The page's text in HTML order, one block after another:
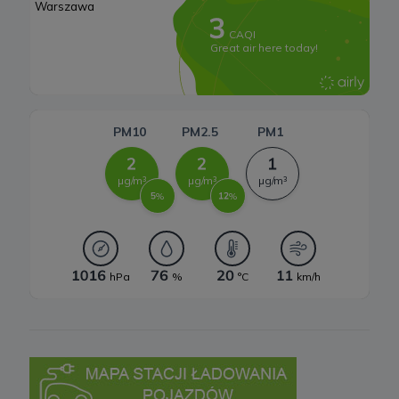
Systemy magazynowania energii
W każdej chwili przysługuje Ci prawo do wniesienia sprzeciwu
wobec przetwarzania Twoich danych opisanych powyżej.
Przestaniemy przetwarzać Twoje dane w tych celach, chyba że
będziemy w stanie wykazać, że w stosunku do Twoich danych
istnieją dla nas ważne prawnie uzasadnione podstawy, które są
nadrzędne wobec Twoich interesów, praw i wolności lub Twoje
wobec przetwarzania Twoich danych w celu prowadzenia
marketingu bezpośredniego. Jeżeli skorzystasz z tego prawa –
zaprzestaniemy przetwarzania danych w tym celu.
7. Okres przechowywania danych
Twoje dane osobowe:
a) niezbędne do świadczenia usług, będą przechowywane przez
okres, w którym usługi te będą świadczone, oraz po zakończeniu
b) niezbędne do dostosowania treści serwisu do zainteresowań,
prowadzenia marketingu usług własnych, pomiarów
statystycznych i udoskonalenia usług, będę przechowywane do